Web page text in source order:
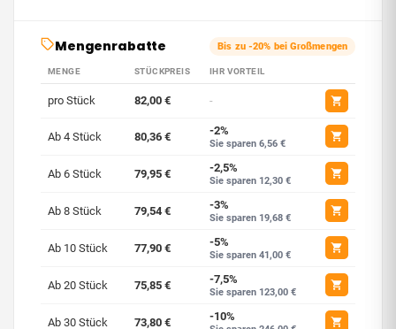
Mengenrabatte Bis zu -20% bei Großmengen
MENGE STÜCKPREIS IHR VORTEIL
pro Stück 82,00 € -
Ab 4 Stück 80,36 € -2%
Sie sparen 6,56 €
Ab 6 Stück 79,95 € -2,5%
Sie sparen 12,30 €
Ab 8 Stück 79,54 € -3%
Sie sparen 19,68 €
Ab 10 Stück 77,90 € -5%
Sie sparen 41,00 €
Ab 20 Stück 75,85 € -7,5%
Sie sparen 123,00 €
Ab 30 Stück 73,80 € -10%